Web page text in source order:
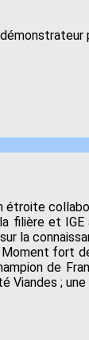
étroite
filière et
la
fort
de
Viandes ;